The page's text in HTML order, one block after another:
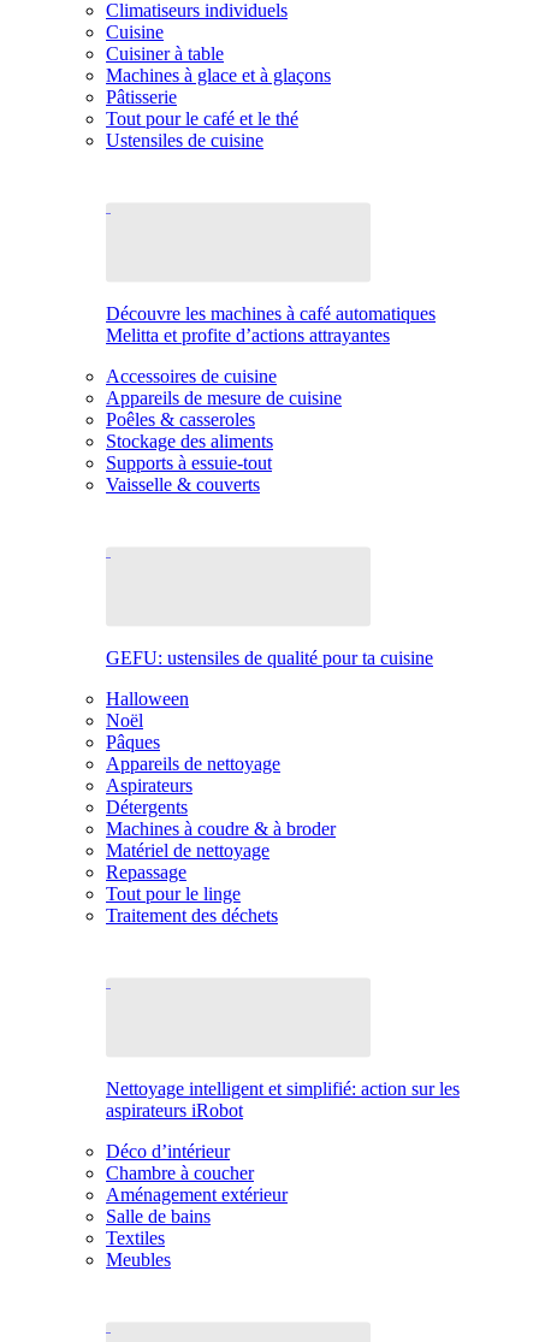
Climatiseurs individuels
Cuisine
Cuisiner à table
Machines à glace et à glaçons
Pâtisserie
Tout pour le café et le thé
Ustensiles de cuisine
Découvre les machines à café automatiques
Melitta et profite d’actions attrayantes
Accessoires de cuisine
Appareils de mesure de cuisine
Poêles & casseroles
Stockage des aliments
Supports à essuie-tout
Vaisselle & couverts
GEFU: ustensiles de qualité pour ta cuisine
Halloween
Noël
Pâques
Appareils de nettoyage
Aspirateurs
Détergents
Machines à coudre & à broder
Matériel de nettoyage
Repassage
Tout pour le linge
Traitement des déchets
Nettoyage intelligent et simplifié: action sur les
aspirateurs iRobot
Déco d’intérieur
Chambre à coucher
Aménagement extérieur
Salle de bains
Textiles
Meubles